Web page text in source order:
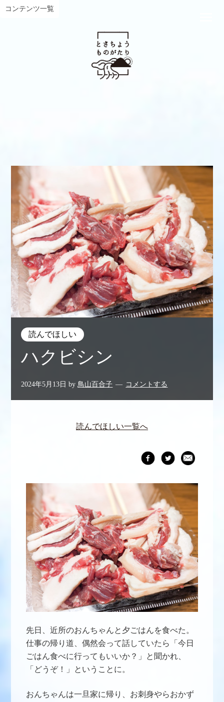
コンテンツ一覧
読んでほしい
ハクビシン
2024年5月13日 by 鳥山百合子 コメントする
読んでほしい一覧へ
先日、近所のおんちゃんと夕ごはんを食べた。
仕事の帰り道、偶然会って話していたら「今日
ごはん食べに行ってもいいか？」と聞かれ、
「どうぞ！」ということに。
おんちゃんは一旦家に帰り、お刺身やらおかず